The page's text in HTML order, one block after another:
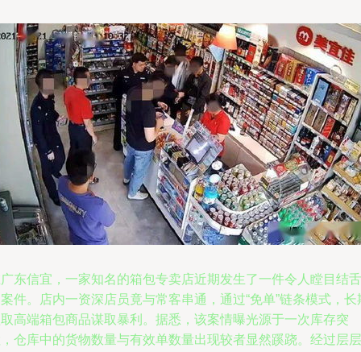
东信宜，一家知名的箱包专卖店近期发生了一件令人瞠目结舌
件。店内一资深店员竟与常客串通，通过“免单”链条模式，长
高端箱包商品谋取暴利。据悉，该案情曝光源于一次库存突
仓库中的货物数量与有效单数量出现较者显然蹊跷。经过层层